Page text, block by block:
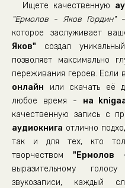
05_03_Катастрофа
05_04_Катастрофа
05_05_Катастрофа
05_07_Катастрофа
05_08_Катастрофа
05_09_Катастрофа
05_10_Катастрофа
05_11_Катастрофа
05_12_Катастрофа
Ищете качественную
"Ермолов - Яков Гордин"-
которое заслуживает
Яков" создал
позволяет максимально
переживания героев. Если
онлайн или скачать её
любое время - на
качественную запись с
аудиокнига отлично
так и для тех, кто
творчеством"Ермолов
выразительному
звукозаписи, каждый